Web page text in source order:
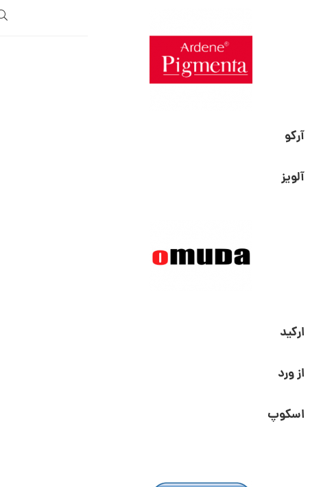
آرکو
آلویز
ارکید
از ورد
اسکوپ